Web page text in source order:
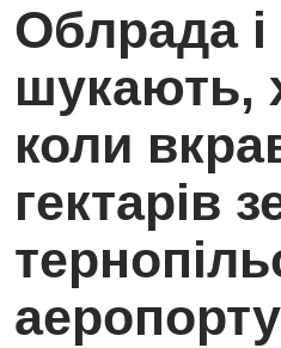
Облрада
шукають,
коли
гектарів
аеропорту